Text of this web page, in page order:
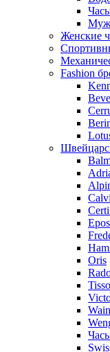
Женские
Fashion
Epos
Oris